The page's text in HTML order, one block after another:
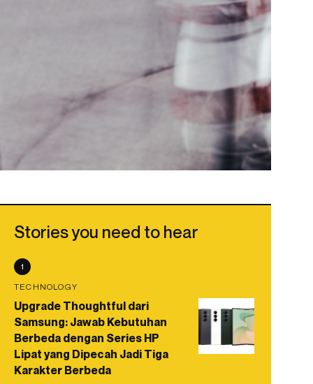
Stories you need to hear
1
TECHNOLOGY
Upgrade Thoughtful dari
Samsung: Jawab Kebutuhan
Berbeda dengan Series HP
Lipat yang Dipecah Jadi Tiga
Karakter Berbeda